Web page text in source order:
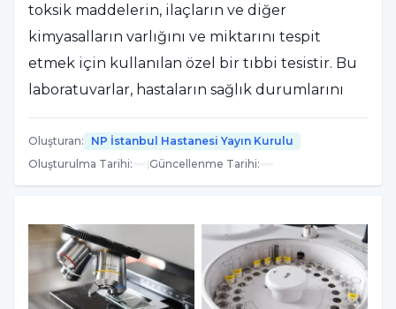
toksik maddelerin, ilaçların ve diğer
kimyasalların varlığını ve miktarını tespit
etmek için kullanılan özel bir tıbbi tesistir. Bu
laboratuvarlar, hastaların sağlık durumlarını
değerlendirmek, zehirlenme vakalarını
incelemek, uyuşturucu bağımlılığını saptamak
ve yasal davalarda kanıt sağlamak amacıyla
laboratuvarlarında yapılan testler, kan, idrar,
tükürük, saç ve diğer biyolojik örnekler
üzerinde gerçekleştirilir ve hem tıbbi hem de
adli amaçlar için büyük önem taşır.
Oluşturan:
NP İstanbul Hastanesi Yayın Kurulu
Oluşturulma Tarihi: |Güncellenme Tarihi: